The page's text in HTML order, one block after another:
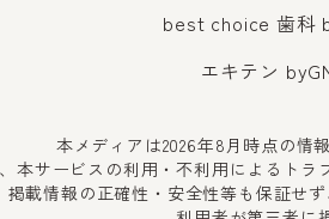
best choice 歯科
エキテン
本メディアは2026年8月時点の情
本サービスの利用・不利用によるトラ
掲載情報の正確性・安全性等も保証せ